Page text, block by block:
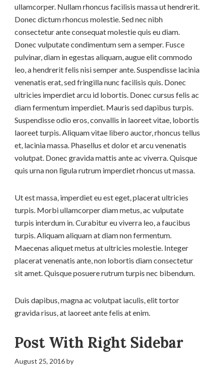
ullamcorper. Nullam rhoncus facilisis massa ut hendrerit.
Donec dictum rhoncus molestie. Sed nec nibh
consectetur ante consequat molestie quis eu diam.
Donec vulputate condimentum sem a semper. Fusce
pulvinar, diam in egestas aliquam, augue elit commodo
leo, a hendrerit felis nisi semper ante. Suspendisse lacinia
venenatis erat, sed fringilla nunc facilisis quis. Donec
ultricies imperdiet arcu id lobortis. Donec cursus felis ac
diam fermentum imperdiet. Mauris sed dapibus turpis.
Suspendisse odio eros, convallis in laoreet vitae, lobortis
laoreet turpis. Aliquam vitae libero auctor, rhoncus tellus
et, lacinia massa. Phasellus et dolor et arcu venenatis
volutpat. Donec gravida mattis ante ac viverra. Quisque
quis urna non ligula rutrum imperdiet rhoncus ut massa.
Ut est massa, imperdiet eu est eget, placerat ultricies
turpis. Morbi ullamcorper diam metus, ac vulputate
turpis interdum in. Curabitur eu viverra leo, a faucibus
turpis. Aliquam aliquam at diam non fermentum.
Maecenas aliquet metus at ultricies molestie. Integer
placerat venenatis ante, non lobortis diam consectetur
sit amet. Quisque posuere rutrum turpis nec bibendum.
Duis dapibus, magna ac volutpat iaculis, elit tortor
gravida risus, at laoreet ante felis at enim.
Post With Right Sidebar
August 25, 2016by